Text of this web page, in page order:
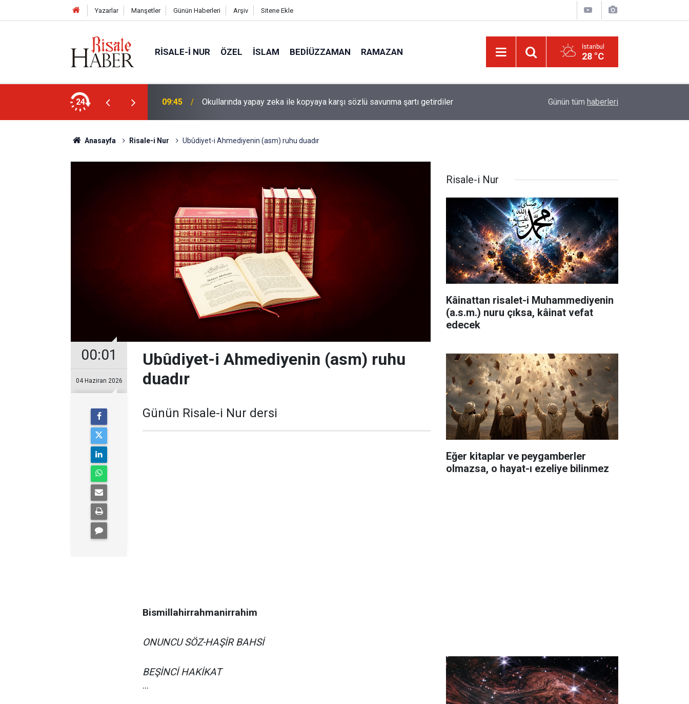
Yazarlar Manşetler Günün Haberleri Arşiv Sitene Ekle
RISALE-I NUR ÖZEL İSLAM BEDIÜZZAMAN RAMAZAN İstanbul
28 °C
24 09:45 Okullarında yapay zeka ile kopyaya karşı sözlü savunma şartı getirdiler
yaşanacak
Günün tüm haberleri
Anasayfa Risale-i Nur Ubûdiyet-i Ahmediyenin (asm) ruhu duadır
00:01
04 Haziran 2026
Ubûdiyet-i Ahmediyenin (asm) ruhu
duadır
Günün Risale-i Nur dersi
Bismillahirrahmanirrahim
ONUNCU SÖZ-HAŞİR BAHSİ
BEŞİNCİ HAKİKAT
...
Risale-i Nur
Kâinattan risalet-i Muhammediyenin
(a.s.m.) nuru çıksa, kâinat vefat
edecek
Eğer kitaplar ve peygamberler
olmazsa, o hayat-ı ezeliye bilinmez